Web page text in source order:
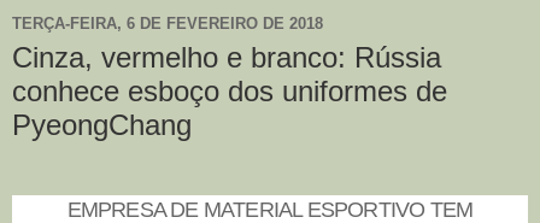
TERÇA-FEIRA, 6 DE FEVEREIRO DE 2018
Cinza, vermelho e branco: Rússia
conhece esboço dos uniformes de
PyeongChang
EMPRESA DE MATERIAL ESPORTIVO TEM